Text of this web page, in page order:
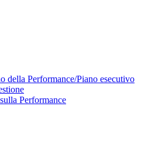
della Performance/Piano esecutivo
Performance